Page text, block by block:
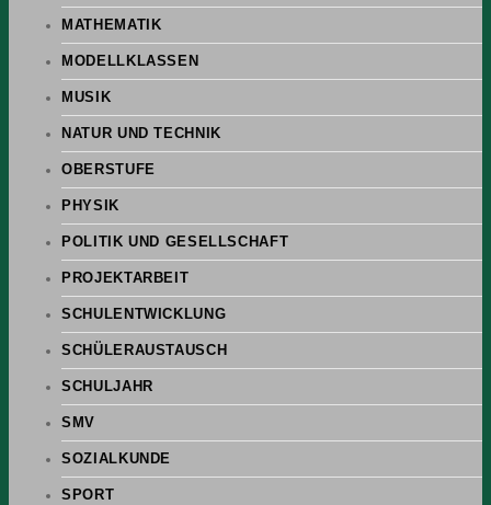
MATHEMATIK
MODELLKLASSEN
MUSIK
NATUR UND TECHNIK
OBERSTUFE
PHYSIK
POLITIK UND GESELLSCHAFT
PROJEKTARBEIT
SCHULENTWICKLUNG
SCHÜLERAUSTAUSCH
SCHULJAHR
SMV
SOZIALKUNDE
SPORT